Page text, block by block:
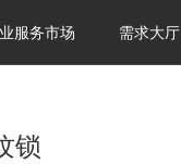
服务市场 需求大厅
锁